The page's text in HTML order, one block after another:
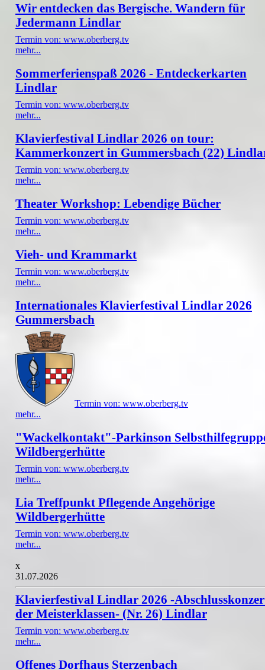
Wir entdecken das Bergische. Wandern für
Jedermann Lindlar
Termin von: www.oberberg.tv
mehr...
Sommerferienspaß 2026 - Entdeckerkarten
Lindlar
Termin von: www.oberberg.tv
mehr...
Klavierfestival Lindlar 2026 on tour:
Kammerkonzert in Gummersbach (22)
Termin von: www.oberberg.tv
mehr...
Theater Workshop: Lebendige Bücher
Termin von: www.oberberg.tv
mehr...
Vieh- und Krammarkt
Termin von: www.oberberg.tv
mehr...
Internationales Klavierfestival Lindlar 2026
Gummersbach
Termin von: www.oberberg.tv
mehr...
"Wackelkontakt"-Parkinson
Wildbergerhütte
Termin von: www.oberberg.tv
mehr...
Lia Treffpunkt Pflegende Angehörige
Wildbergerhütte
Termin von: www.oberberg.tv
mehr...
x
31.07.2026
Klavierfestival Lindlar 2026 -
der Meisterklassen- (Nr. 26) Lindlar
Termin von: www.oberberg.tv
mehr...
Offenes Dorfhaus Sterzenbach